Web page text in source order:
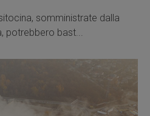
somministrate dalla
potrebbero bast...